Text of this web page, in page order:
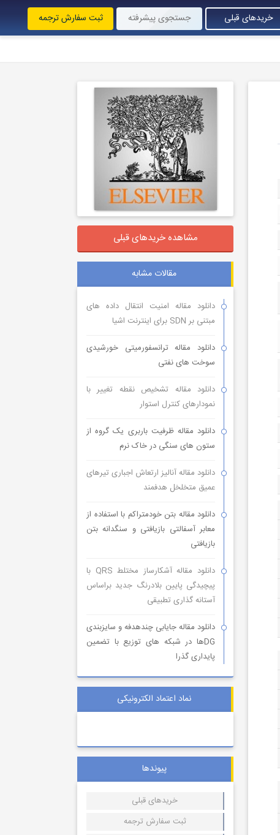
خریدهای قبلی جستجوی پیشرفته ثبت سفارش ترجمه
مشاهده خریدهای قبلی
مقالات مشابه
دانلود مقاله امنیت انتقال داده های
مبتنی بر SDN برای اینترنت اشیا
دانلود مقاله ترانسفورمیتی خورشیدی
سوخت های نفتی
دانلود مقاله تشخیص نقطه تغییر با
نمودارهای کنترل استوار
دانلود مقاله ظرفیت باربری یک گروه از
ستون های سنگی در خاک نرم
دانلود مقاله آنالیز ارتعاش اجباری تیرهای
عمیق متخلخل هدفمند
دانلود مقاله بتن خودمتراکم با استفاده از
معابر آسفالتی بازیافتی و سنگدانه بتن
بازیافتی
دانلود مقاله آشکارساز مختلط QRS با
پیچیدگی پایین بلادرنگ جدید براساس
آستانه گذاری تطبیقی
دانلود مقاله جایابی چندهدفه و سایزبندی
DGها در شبکه های توزیع با تضمین
پایداری گذرا
نماد اعتماد الکترونیکی
پیوندها
خریدهای قبلی
ثبت سفارش ترجمه